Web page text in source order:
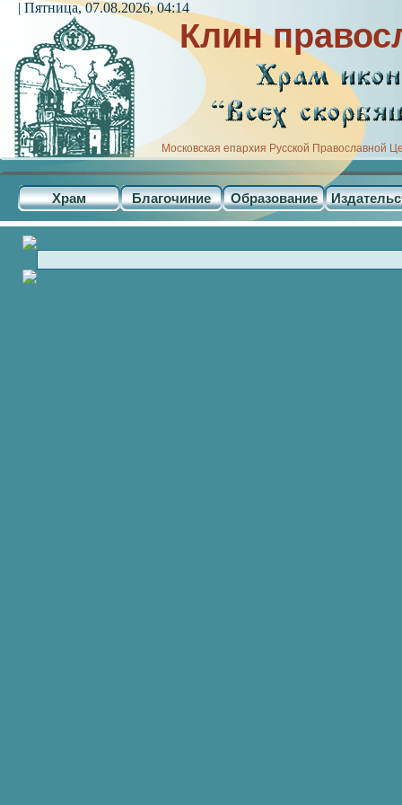
Клин
Московская епархия Русской Православной
Храм Благочиние Образование
| Пятница, 07.08.2026, 04:14